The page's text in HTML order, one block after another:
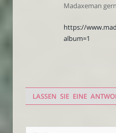
Madaxeman
https://
album=1
LASSEN SIE EINE